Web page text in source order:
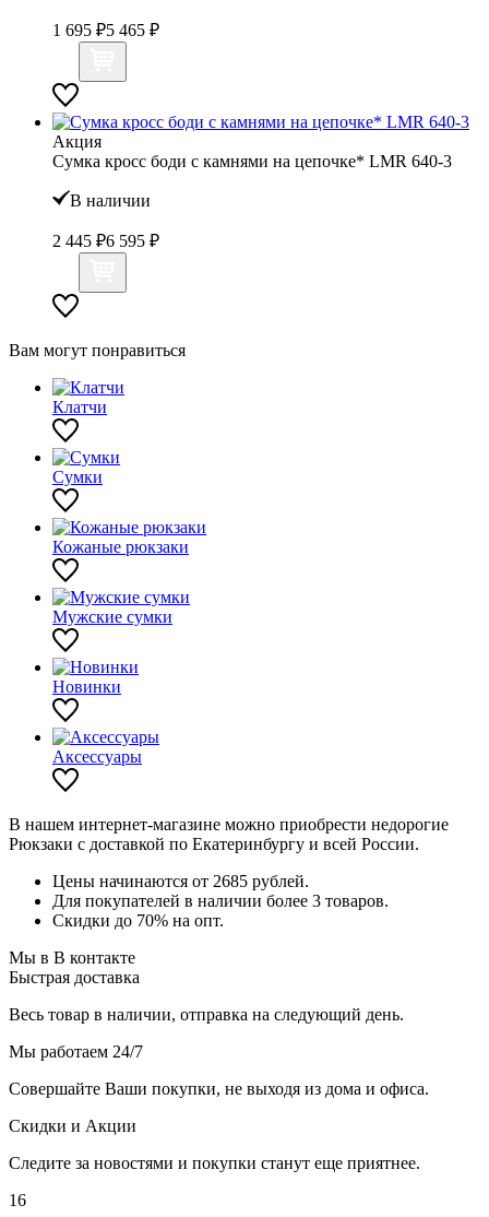
1 695 ₽5 465 ₽
Акция
Сумка кросс боди с камнями на цепочке* LMR 640-3
В наличии
2 445 ₽6 595 ₽
Вам могут понравиться
Клатчи
Сумки
Кожаные рюкзаки
Мужские сумки
Новинки
Аксессуары
В нашем интернет-магазине можно приобрести недорогие
Рюкзаки с доставкой по Екатеринбургу и всей России.
Цены начинаются от 2685 рублей.
Для покупателей в наличии более 3 товаров.
Скидки до 70% на опт.
Мы в В контакте
Быстрая доставка
Весь товар в наличии, отправка на следующий день.
Мы работаем 24/7
Совершайте Ваши покупки, не выходя из дома и офиса.
Скидки и Акции
Следите за новостями и покупки станут еще приятнее.
16